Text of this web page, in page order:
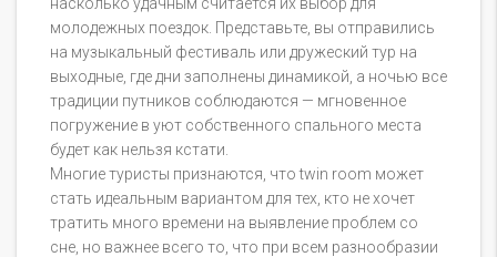
молодежных поездок. Представьте, вы отправились
на музыкальный фестиваль или дружеский тур на
выходные, где дни заполнены динамикой, а ночью все
традиции путников соблюдаются — мгновенное
погружение в уют собственного спального места
будет как нельзя кстати.
Многие туристы признаются, что twin room может
стать идеальным вариантом для тех, кто не хочет
тратить много времени на выявление проблем со
сне, но важнее всего то, что при всем разнообразии